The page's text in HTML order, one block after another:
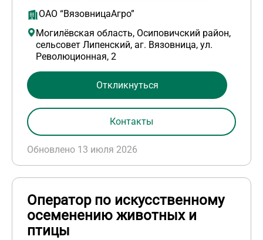
ОАО “ВязовницаАгро”
Могилёвская область, Осиповичский район,
сельсовет Липенский, аг. Вязовница, ул.
Революционная, 2
Обновлено 13 июля 2026
Откликнуться
Контакты
Оператор по искусственному
осеменению животных и
птицы